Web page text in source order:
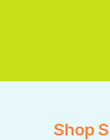
Shop